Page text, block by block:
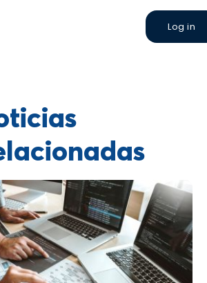
Log in